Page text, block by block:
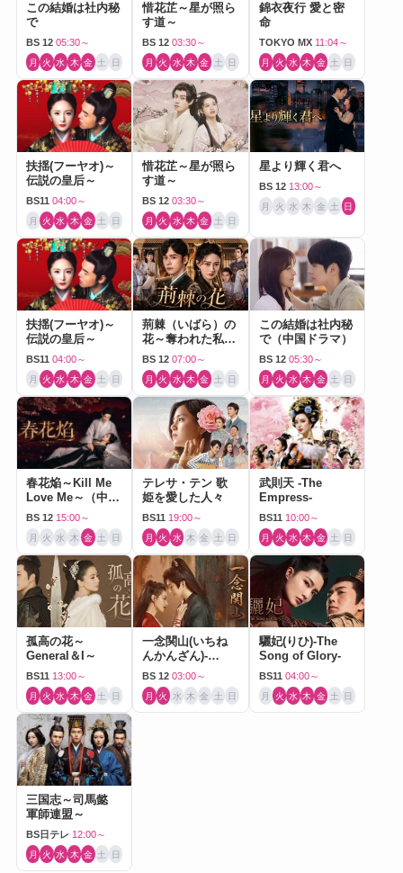
この結婚は社内秘
で
BS 12 05:30～
月 火 水 木 金 土 日
惜花芷～星が照ら
す道～
BS 12 03:30～
月 火 水 木 金 土 日
錦衣夜行 愛と密
命
TOKYO MX 11:04～
月 火 水 木 金 土 日
扶揺(フーヤオ)～
伝説の皇后～
BS11 04:00～
月 火 水 木 金 土 日
惜花芷～星が照ら
す道～
BS 12 03:30～
月 火 水 木 金 土 日
星より輝く君へ
BS 12 13:00～
月 火 水 木 金 土 日
扶揺(フーヤオ)～
伝説の皇后～
BS11 04:00～
月 火 水 木 金 土 日
荊棘（いばら）の
花～奪われた私～
（中国ドラマ）
BS 12 07:00～
月 火 水 木 金 土 日
この結婚は社内秘
で（中国ドラマ）
BS 12 05:30～
月 火 水 木 金 土 日
春花焔～Kill Me
Love Me～（中国
ドラマ）
BS 12 15:00～
月 火 水 木 金 土 日
テレサ・テン 歌
姫を愛した人々
BS11 19:00～
月 火 水 木 金 土 日
武則天 -The
Empress-
BS11 10:00～
月 火 水 木 金 土 日
孤高の花～
General＆I～
BS11 13:00～
月 火 水 木 金 土 日
一念関山(いちね
んかんざん)-
Journey to Love-
BS 12 03:00～
月 火 水 木 金 土 日
驪妃(りひ)-The
Song of Glory-
BS11 04:00～
月 火 水 木 金 土 日
三国志～司馬懿
軍師連盟～
BS日テレ 12:00～
月 火 水 木 金 土 日